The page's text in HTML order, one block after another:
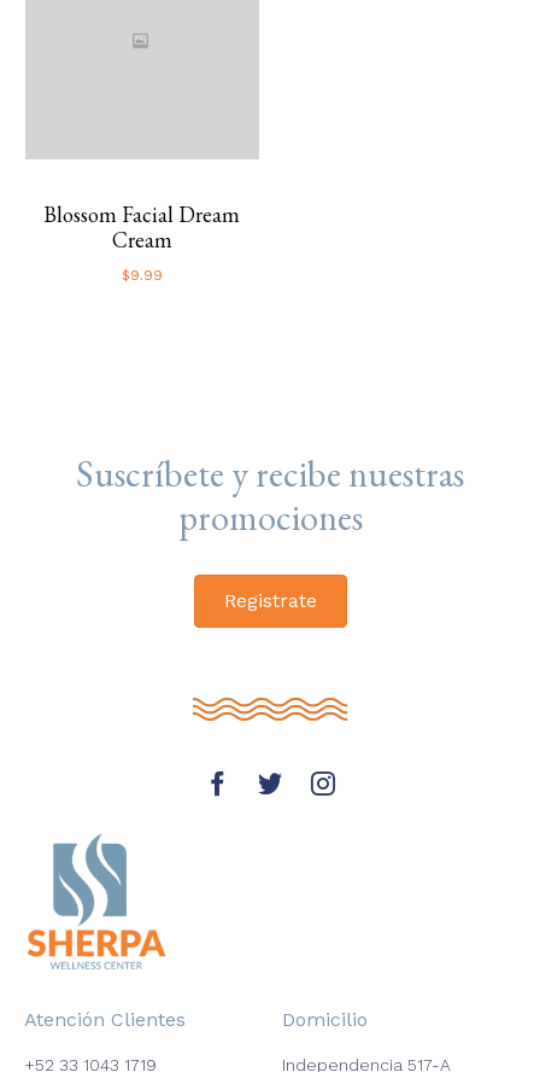
Blossom Facial Dream
Cream
$9.99
Suscríbete y recibe nuestras
promociones
Registrate
Atención Clientes
+52 33 1043 1719
Domicilio
Independencia 517-A